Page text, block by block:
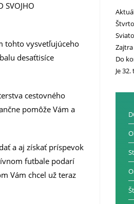
SVOJHO
tohto vysvetľujúceho
desaťtisíce
cestovného
pomôže Vám a
a aj získať príspevok
futbale podarí
Vám chcel už teraz
Do
Je